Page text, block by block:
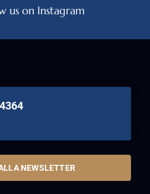
us on Instagram
NEWSLETTER